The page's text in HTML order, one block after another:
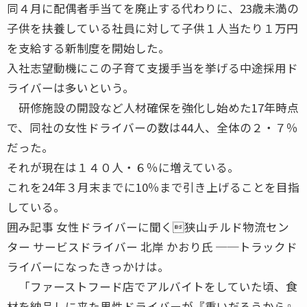
同４月に配偶者手当てを廃止する代わりに、23歳未満の
子供を扶養している社員に対して子供１人当たり１万円
を支給する新制度を開始した。
入社志望動機にこの子育て支援手当を挙げる中途採用ド
ライバーは多いという。
研修施設の開設など人材確保を強化し始めた17年時点
で、同社の女性ドライバーの数は44人、全体の２・７％
だった。
それが現在は１４０人・６％に増えている。
これを24年３月末までに10％まで引き上げることを目指
している。
囲み記事 女性ドライバーに聞く狭山チルド物流セン
ター サービスドライバー 北岸 かおり氏 ──トラックド
ライバーになったきっかけは。
「ファーストフード店でアルバイトをしていた頃、食